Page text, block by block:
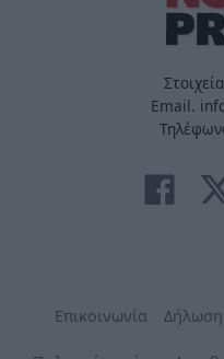
Email.
Επικοινωνία Δήλωση